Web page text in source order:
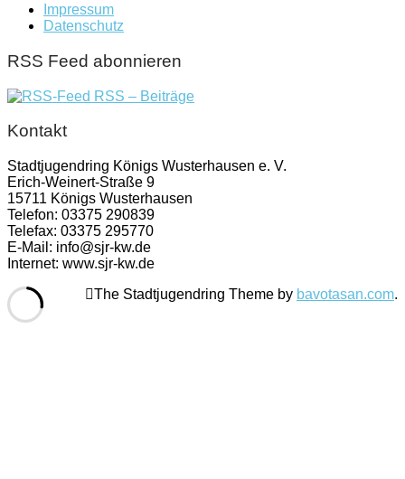
Impressum
Datenschutz
RSS Feed abonnieren
RSS – Beiträge
Kontakt
Stadtjugendring Königs Wusterhausen e. V.
Erich-Weinert-Straße 9
15711 Königs Wusterhausen
Telefon: 03375 290839
Telefax: 03375 295770
E-Mail: info@sjr-kw.de
Internet: www.sjr-kw.de
The Stadtjugendring Theme by bavotasan.com.